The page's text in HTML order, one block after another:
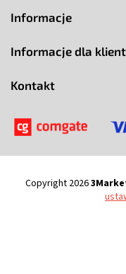
Informacje
Informacje dla
Kontakt
Copyright 2026